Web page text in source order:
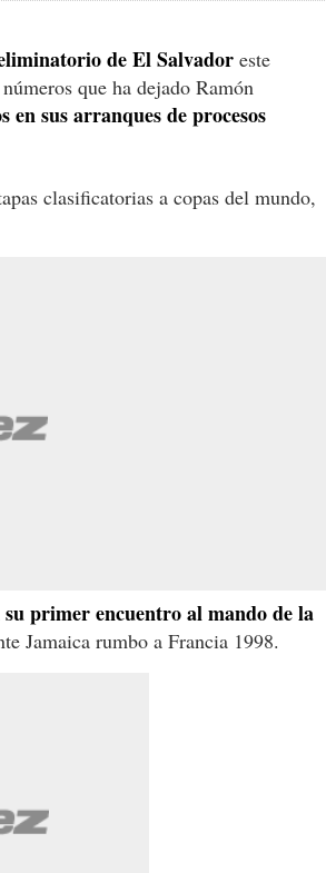
de El Salvador este
que ha dejado Ramón
en sus arranques de procesos
clasificatorias a copas del mundo,
su primer encuentro al mando de la
Jamaica rumbo a Francia 1998.